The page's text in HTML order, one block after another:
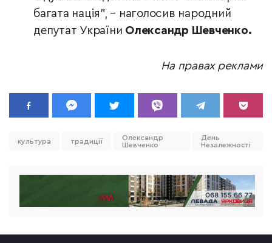
багата нація", – наголосив народний
депутат України Олександр Шевченко.
На правах реклами
культура традиції
Олександр
Шевченко
День
Незалежності